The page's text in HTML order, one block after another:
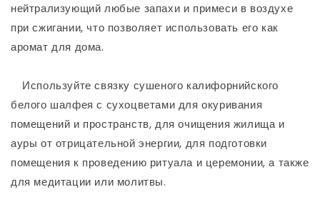
нейтрализующий любые запахи и примеси в воздухе
при сжигании, что позволяет использовать его как
аромат для дома.
⠀ Используйте связку сушеного калифорнийского
белого шалфея с сухоцветами для окуривания
помещений и пространств, для очищения жилища и
ауры от отрицательной энергии, для подготовки
помещения к проведению ритуала и церемонии, а также
для медитации или молитвы.